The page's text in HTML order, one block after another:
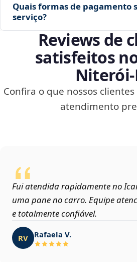
Quais formas de pagamento
serviço?
Reviews de
satisfeitos
Confira o que nossos
atendimento
Fui atendida rapidamente no
uma pane no carro. Equipe
e totalmente confiável.
RV Rafaela V.